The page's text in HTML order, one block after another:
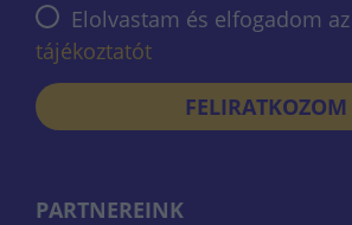
Elolvastam és elfogadom az
tájékoztatót
FELIRATKOZOM
PARTNEREINK